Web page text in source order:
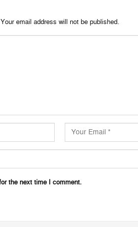
Your email address will not be published.
the next time I comment.